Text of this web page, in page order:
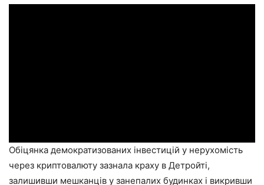
Обіцянка демократизованих інвестицій у нерухомість
через криптовалюту зазнала краху в Детройті,
залишивши мешканців у занепалих будинках і викривши